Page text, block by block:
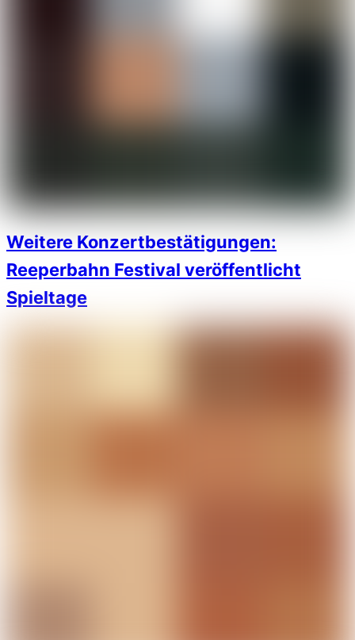
Weitere Konzertbestätigungen:
Reeperbahn Festival veröffentlicht
Spieltage